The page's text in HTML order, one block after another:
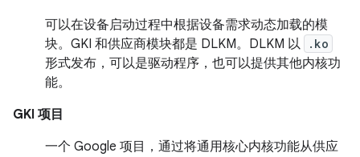
可以在设备启动过程中根据设备需求动态加载的模
块。GKI 和供应商模块都是 DLKM。DLKM 以
.ko
形式发布，可以是驱动程序，也可以提供其他内核功
能。
GKI 项目
一个 Google 项目，通过将通用核心内核功能从供应